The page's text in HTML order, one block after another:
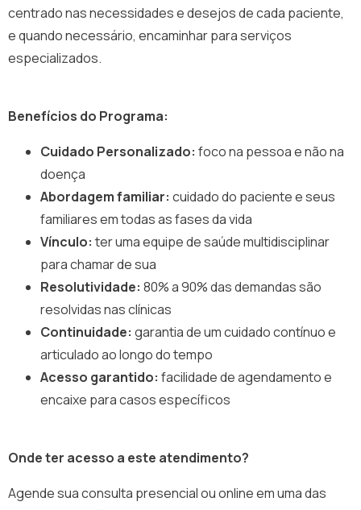
centrado nas necessidades e desejos de cada paciente,
e quando necessário, encaminhar para serviços
especializados.
Benefícios do Programa:
Cuidado Personalizado: foco na pessoa e não na
doença
Abordagem familiar: cuidado do paciente e seus
familiares em todas as fases da vida
Vínculo: ter uma equipe de saúde multidisciplinar
para chamar de sua
Resolutividade: 80% a 90% das demandas são
resolvidas nas clínicas
Continuidade: garantia de um cuidado contínuo e
articulado ao longo do tempo
Acesso garantido: facilidade de agendamento e
encaixe para casos específicos
Onde ter acesso a este atendimento?
Agende sua consulta presencial ou online em uma das